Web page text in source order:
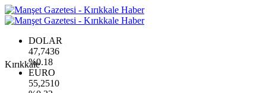
DOLAR
47,7436
%0.18
EURO
55,2510
Kırıkkale